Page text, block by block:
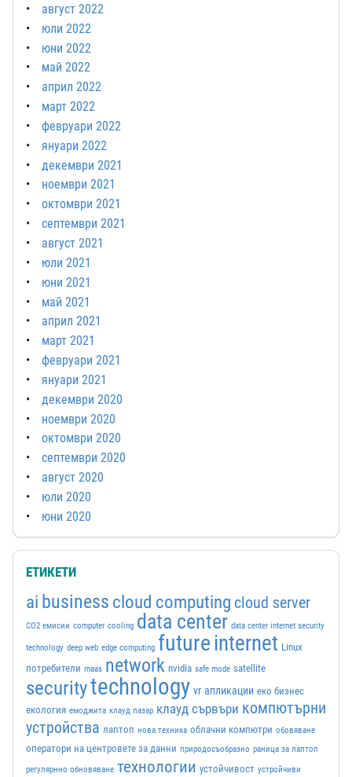
август 2022
юли 2022
юни 2022
май 2022
април 2022
март 2022
февруари 2022
януари 2022
декември 2021
ноември 2021
октомври 2021
септември 2021
август 2021
юли 2021
юни 2021
май 2021
април 2021
март 2021
февруари 2021
януари 2021
декември 2020
ноември 2020
октомври 2020
септември 2020
август 2020
юли 2020
юни 2020
ЕТИКЕТИ
ai business cloud computing cloud server
CO2 емисии computer cooling data center data center internet security
technology deep web edge computing futureinternet Linux
потребители maas network nvidia safe mode satellite
securitytechnology vr апликации еко бизнес
екология емоджита клауд пазар клауд сървъри компютърни
устройства лаптоп нова техника облачни компютри обовяване
оператори на центровете за данни природосъобразно раница за лаптоп
регулярнно обновяване технологии устойчивост устройчиви